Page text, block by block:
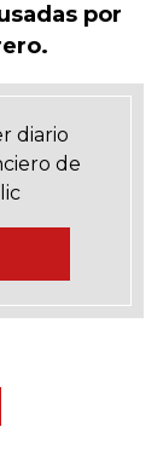
por
diario
de